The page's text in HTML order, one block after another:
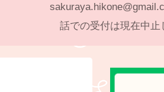
話での受付は現在中止